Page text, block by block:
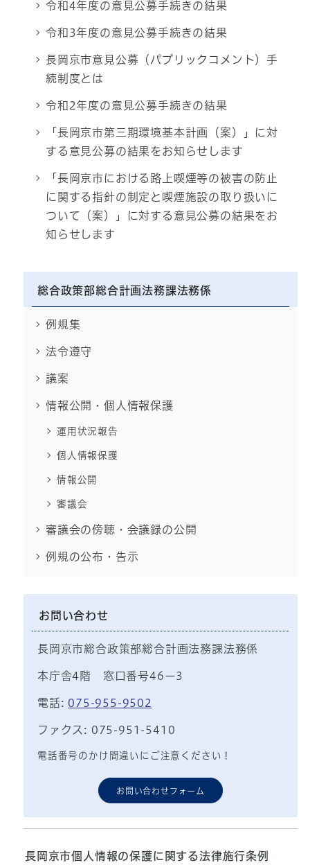
令和4年度の意見公募手続きの結果
令和3年度の意見公募手続きの結果
長岡京市意見公募（パブリックコメント）手
続制度とは
令和2年度の意見公募手続きの結果
「長岡京市第三期環境基本計画（案）」に対
する意見公募の結果をお知らせします
「長岡京市における路上喫煙等の被害の防止
に関する指針の制定と喫煙施設の取り扱いに
ついて（案）」に対する意見公募の結果をお
知らせします
総合政策部総合計画法務課法務係
例規集
法令遵守
議案
情報公開・個人情報保護
運用状況報告
個人情報保護
情報公開
審議会
審議会の傍聴・会議録の公開
例規の公布・告示
お問い合わせ
長岡京市総合政策部総合計画法務課法務係
本庁舎4階 窓口番号46ー3
電話: 075-955-9502
ファクス: 075-951-5410
電話番号のかけ間違いにご注意ください！
お問い合わせフォーム
長岡京市個人情報の保護に関する法律施行条例